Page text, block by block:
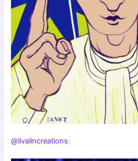
@livalincreations: